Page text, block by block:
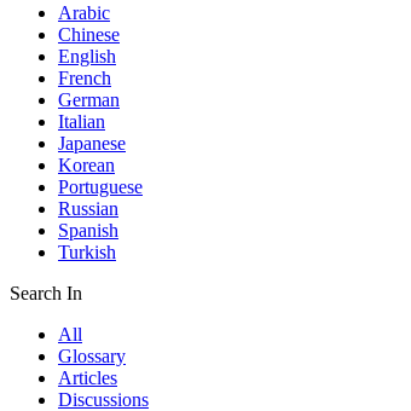
Arabic
Chinese
English
French
German
Italian
Japanese
Korean
Portuguese
Russian
Spanish
Turkish
Search In
All
Glossary
Articles
Discussions